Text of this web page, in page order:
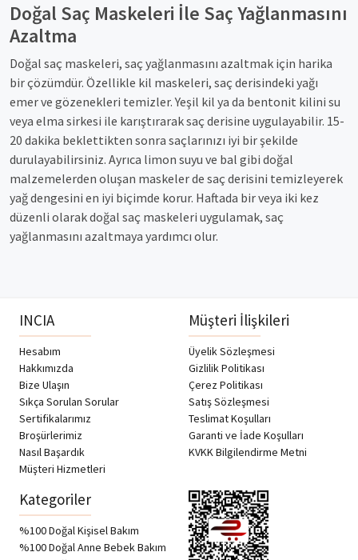
Doğal Saç Maskeleri İle Saç Yağlanmasını
Azaltma
Doğal saç maskeleri, saç yağlanmasını azaltmak için harika
bir çözümdür. Özellikle kil maskeleri, saç derisindeki yağı
emer ve gözenekleri temizler. Yeşil kil ya da bentonit kilini su
veya elma sirkesi ile karıştırarak saç derisine uygulayabilir. 15-
20 dakika beklettikten sonra saçlarınızı iyi bir şekilde
durulayabilirsiniz. Ayrıca limon suyu ve bal gibi doğal
malzemelerden oluşan maskeler de saç derisini temizleyerek
yağ dengesini en iyi biçimde korur. Haftada bir veya iki kez
düzenli olarak doğal saç maskeleri uygulamak, saç
yağlanmasını azaltmaya yardımcı olur.
INCIA
Hesabım
Hakkımızda
Bize Ulaşın
Sıkça Sorulan Sorular
Sertifikalarımız
Broşürlerimiz
Nasıl Başardık
Müşteri Hizmetleri
Müşteri İlişkileri
Üyelik Sözleşmesi
Gizlilik Politikası
Çerez Politikası
Satış Sözleşmesi
Teslimat Koşulları
Garanti ve İade Koşulları
KVKK Bilgilendirme Metni
Kategoriler
%100 Doğal Kişisel Bakım
%100 Doğal Anne Bebek Bakım